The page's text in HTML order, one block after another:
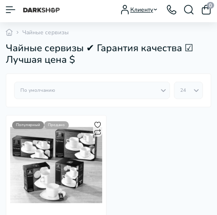
Клиенту
0
Чайные сервизы
Чайные сервизы ✔ Гарантия качества ☑
Лучшая цена $
Популярный Продано